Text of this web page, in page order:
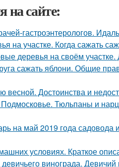
на сайте:
гастроэнтерологов.
на участке. Когда сажать
деревья на своём
сажать яблони. Общие
весной. Достоинства и
Тюльпаны и
май 2019 года садовода и
условиях. Краткое
винограда.